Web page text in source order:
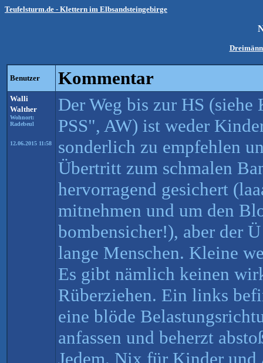
Teufelsturm.de - Klettern im Elbsandsteingebirge
Benutzer Kommentar
Walli
Walther
Wohnort:
Radebeul
12.06.2015 11:58
Der Weg bis zur HS
PSS", AW) ist weder
sonderlich zu empfehlen
Übertritt zum schmalen
hervorragend gesichert
mitnehmen und um den
bombensicher!), aber der
lange Menschen. Kleine
Es gibt nämlich keinen
Rüberziehen. Ein links
eine blöde
anfassen und beherzt
Jedem. Nix für Kinder und